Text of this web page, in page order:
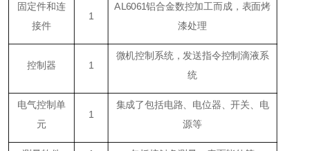
固定件和连
接件
1
AL6061铝合金数控加工而成，表面烤
漆处理
控制器 1
微机控制系统，发送指令控制滴液系
统
电气控制单
元
1
集成了包括电路、电位器、开关、电
源等